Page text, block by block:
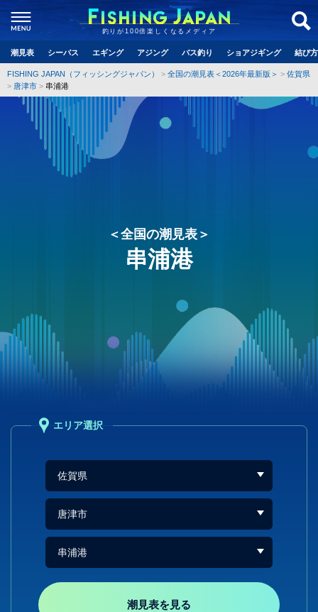
釣りが100倍楽しくなるメディア
潮見表 シーバス エギング アジング バス釣り ショアジギング 結び
FISHING JAPAN（フィッシングジャパン） 全国の潮見表＜2026年最新版＞
佐賀県
唐津市
串浦港
＜全国の潮見表＞
串浦港
エリア選択
潮見表を見る